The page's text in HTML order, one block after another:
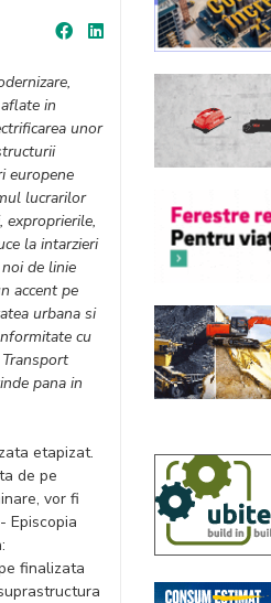
in
unor
europene
lucrarilor
exproprierile,
la intarzieri
de linie
accent pe
urbana si
cu
pana in
etapizat.
de pe
vor fi
Episcopia
finalizata